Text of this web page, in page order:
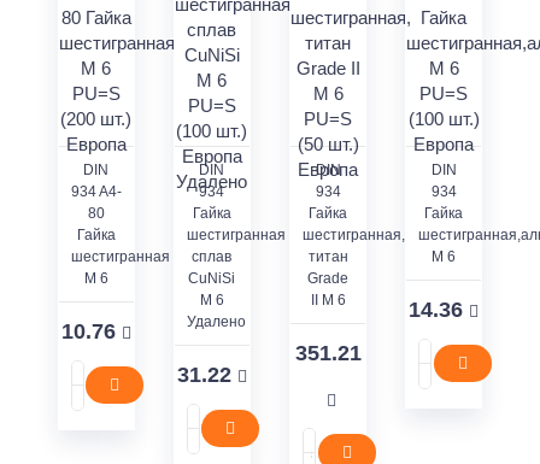
DIN
934 A4-
80
Гайка
шестигранная
M 6
10.76
DIN
934
Гайка
шестигранная
сплав
CuNiSi
M 6
Удалено
31.22
DIN
934
Гайка
шестигранная,
титан
Grade
II M 6
351.21
DIN
934
Гайка
M 6
14.36